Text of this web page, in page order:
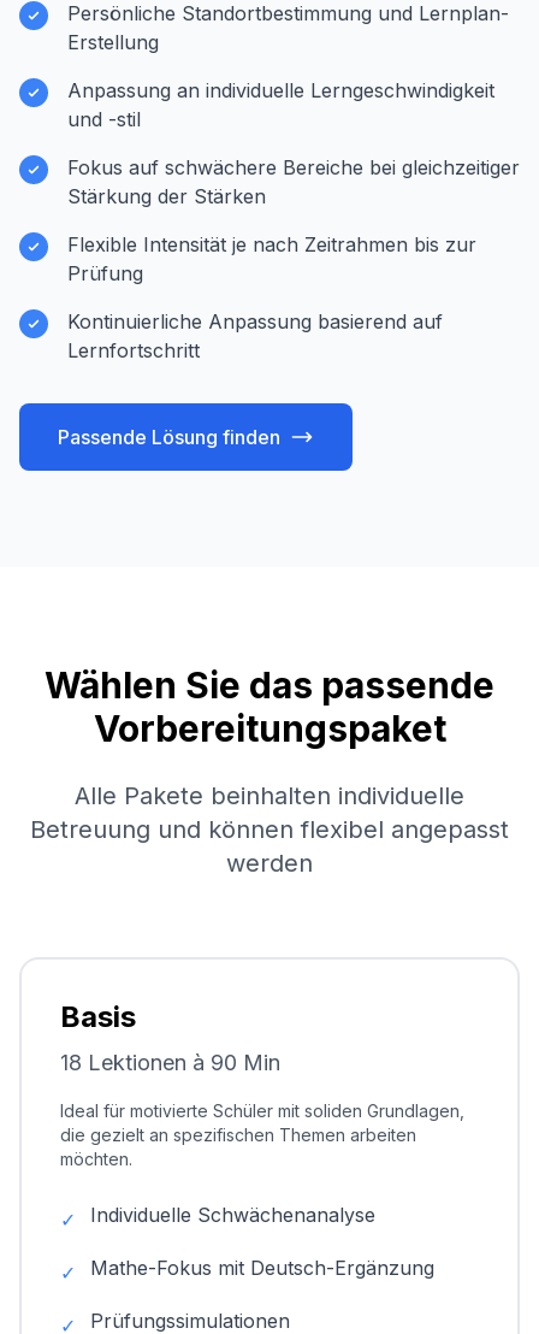
Persönliche Standortbestimmung und Lernplan-
Erstellung
Anpassung an individuelle Lerngeschwindigkeit
und -stil
Fokus auf schwächere Bereiche bei gleichzeitiger
Stärkung der Stärken
Flexible Intensität je nach Zeitrahmen bis zur
Prüfung
Kontinuierliche Anpassung basierend auf
Lernfortschritt
Passende Lösung finden
Wählen Sie das passende
Vorbereitungspaket
Alle Pakete beinhalten individuelle
Betreuung und können flexibel angepasst
werden
Basis
18 Lektionen à 90 Min
Ideal für motivierte Schüler mit soliden Grundlagen,
die gezielt an spezifischen Themen arbeiten
möchten.
✓ Individuelle Schwächenanalyse
✓ Mathe-Fokus mit Deutsch-Ergänzung
✓ Prüfungssimulationen